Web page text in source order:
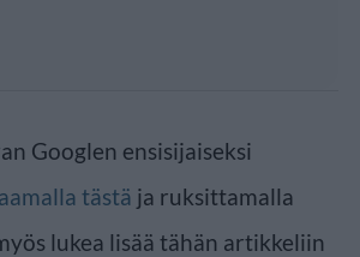
Googlen ensisijaiseksi
tästä ja ruksittamalla
lukea lisää tähän artikkeliin